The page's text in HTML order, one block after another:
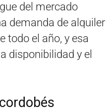
del mercado
demanda de alquiler
todo el año, y esa
disponibilidad y el